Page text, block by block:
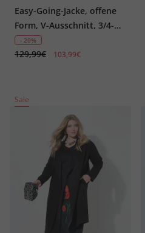
Easy-Going-Jacke, offene
Form, V-Ausschnitt, 3/4-
Arm
- 20%
129,99€ 103,99€
Sale